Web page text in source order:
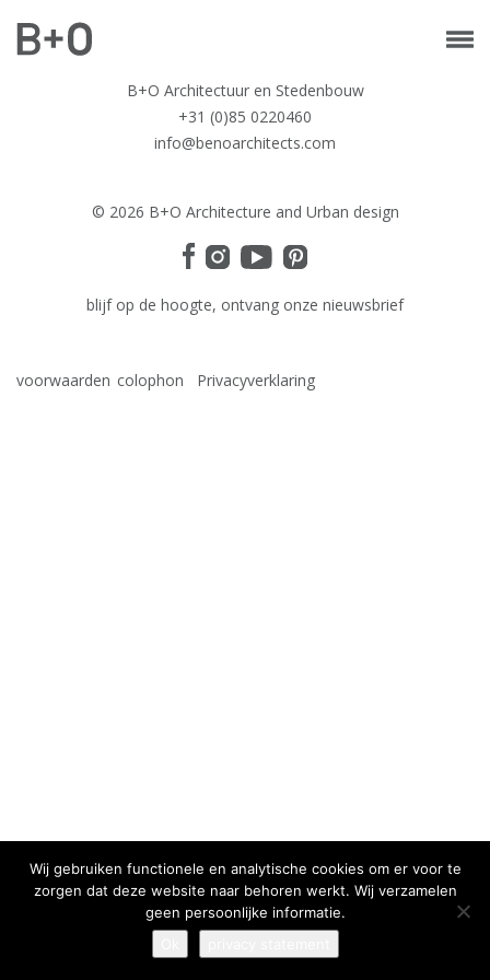
B+O Architectuur en Stedenbouw
+31 (0)85 0220460
info@benoarchitects.com
© 2026 B+O Architecture and Urban design
blijf op de hoogte, ontvang onze nieuwsbrief
voorwaarden colophon Privacyverklaring
Wij gebruiken functionele en analytische cookies om er voor te
zorgen dat deze website naar behoren werkt. Wij verzamelen
geen persoonlijke informatie.